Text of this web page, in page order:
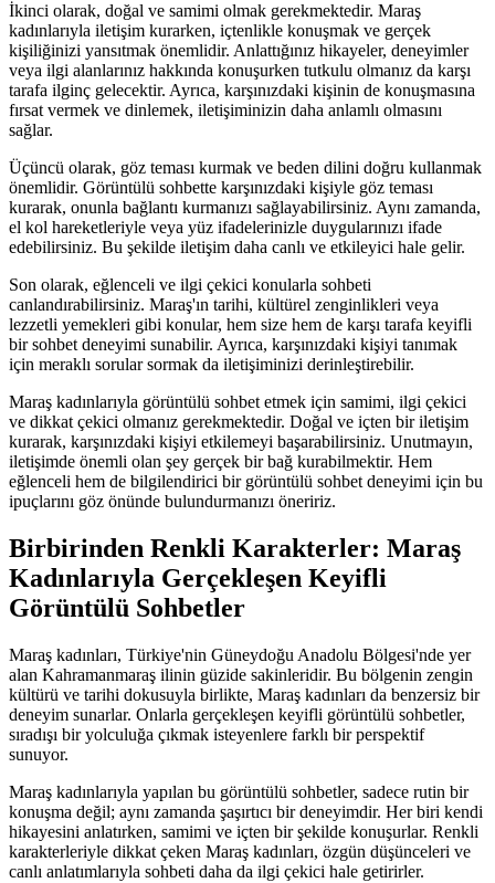
İkinci olarak, doğal ve samimi olmak gerekmektedir. Maraş
kadınlarıyla iletişim kurarken, içtenlikle konuşmak ve gerçek
kişiliğinizi yansıtmak önemlidir. Anlattığınız hikayeler, deneyimler
veya ilgi alanlarınız hakkında konuşurken tutkulu olmanız da karşı
tarafa ilginç gelecektir. Ayrıca, karşınızdaki kişinin de konuşmasına
fırsat vermek ve dinlemek, iletişiminizin daha anlamlı olmasını
sağlar.
Üçüncü olarak, göz teması kurmak ve beden dilini doğru kullanmak
önemlidir. Görüntülü sohbette karşınızdaki kişiyle göz teması
kurarak, onunla bağlantı kurmanızı sağlayabilirsiniz. Aynı zamanda,
el kol hareketleriyle veya yüz ifadelerinizle duygularınızı ifade
edebilirsiniz. Bu şekilde iletişim daha canlı ve etkileyici hale gelir.
Son olarak, eğlenceli ve ilgi çekici konularla sohbeti
canlandırabilirsiniz. Maraş'ın tarihi, kültürel zenginlikleri veya
lezzetli yemekleri gibi konular, hem size hem de karşı tarafa keyifli
bir sohbet deneyimi sunabilir. Ayrıca, karşınızdaki kişiyi tanımak
için meraklı sorular sormak da iletişiminizi derinleştirebilir.
Maraş kadınlarıyla görüntülü sohbet etmek için samimi, ilgi çekici
ve dikkat çekici olmanız gerekmektedir. Doğal ve içten bir iletişim
kurarak, karşınızdaki kişiyi etkilemeyi başarabilirsiniz. Unutmayın,
iletişimde önemli olan şey gerçek bir bağ kurabilmektir. Hem
eğlenceli hem de bilgilendirici bir görüntülü sohbet deneyimi için bu
ipuçlarını göz önünde bulundurmanızı öneririz.
Birbirinden Renkli Karakterler: Maraş
Kadınlarıyla Gerçekleşen Keyifli
Görüntülü Sohbetler
Maraş kadınları, Türkiye'nin Güneydoğu Anadolu Bölgesi'nde yer
alan Kahramanmaraş ilinin güzide sakinleridir. Bu bölgenin zengin
kültürü ve tarihi dokusuyla birlikte, Maraş kadınları da benzersiz bir
deneyim sunarlar. Onlarla gerçekleşen keyifli görüntülü sohbetler,
sıradışı bir yolculuğa çıkmak isteyenlere farklı bir perspektif
sunuyor.
Maraş kadınlarıyla yapılan bu görüntülü sohbetler, sadece rutin bir
konuşma değil; aynı zamanda şaşırtıcı bir deneyimdir. Her biri kendi
hikayesini anlatırken, samimi ve içten bir şekilde konuşurlar. Renkli
karakterleriyle dikkat çeken Maraş kadınları, özgün düşünceleri ve
canlı anlatımlarıyla sohbeti daha da ilgi çekici hale getirirler.